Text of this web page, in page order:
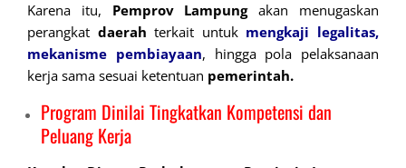
Karena itu, Pemprov Lampungakan menugaskan
perangkat daerah terkait untuk mengkaji legalitas,
mekanisme pembiayaan, hingga pola pelaksanaan
kerja sama sesuai ketentuan pemerintah.
Program Dinilai Tingkatkan Kompetensi dan
Peluang Kerja